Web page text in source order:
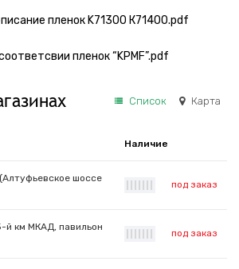
пленок K71300 К71400.pdf
пленок “KPMF”.pdf
Список Карта
Наличие
шоссе
под заказ
й км МКАД, павильон
под заказ